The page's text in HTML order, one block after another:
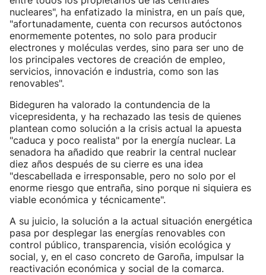
nucleares", ha enfatizado la ministra, en un país que,
"afortunadamente, cuenta con recursos autóctonos
enormemente potentes, no solo para producir
electrones y moléculas verdes, sino para ser uno de
los principales vectores de creación de empleo,
servicios, innovación e industria, como son las
renovables".
Bideguren ha valorado la contundencia de la
vicepresidenta, y ha rechazado las tesis de quienes
plantean como solución a la crisis actual la apuesta
"caduca y poco realista" por la energía nuclear. La
senadora ha añadido que reabrir la central nuclear
diez años después de su cierre es una idea
"descabellada e irresponsable, pero no solo por el
enorme riesgo que entraña, sino porque ni siquiera es
viable económica y técnicamente".
A su juicio, la solución a la actual situación energética
pasa por desplegar las energías renovables con
control público, transparencia, visión ecológica y
social, y, en el caso concreto de Garoña, impulsar la
reactivación económica y social de la comarca.